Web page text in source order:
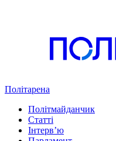
Політарена
Політмайданчик
Статті
Інтервʼю